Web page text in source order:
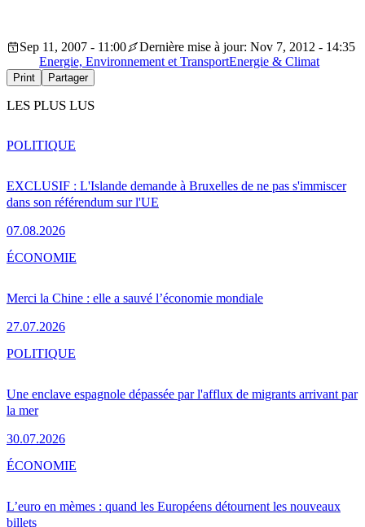
Sep 11, 2007 - 11:00
Dernière mise à jour: Nov 7, 2012 - 14:35
Energie, Environnement et TransportEnergie & Climat
Print Partager
LES PLUS LUS
EXCLUSIF : L'Islande demande à Bruxelles de ne pas s'immiscer
dans son référendum sur l'UE
07.08.2026
POLITIQUE
Merci la Chine : elle a sauvé l’économie mondiale
27.07.2026
ÉCONOMIE
Une enclave espagnole dépassée par l'afflux de migrants arrivant par
la mer
30.07.2026
POLITIQUE
L’euro en mèmes : quand les Européens détournent les nouveaux
billets
ÉCONOMIE